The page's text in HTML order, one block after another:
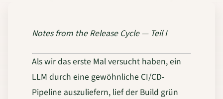
Notes from the Release Cycle — Teil I
Als wir das erste Mal versucht haben, ein
LLM durch eine gewöhnliche CI/CD-
Pipeline auszuliefern, lief der Build grün